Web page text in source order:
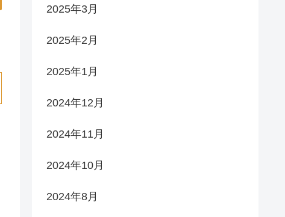
2025年3月
2025年2月
2025年1月
2024年12月
2024年11月
2024年10月
2024年8月